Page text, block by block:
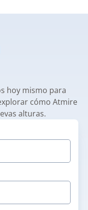
hoy mismo para
cómo Atmire
alturas.